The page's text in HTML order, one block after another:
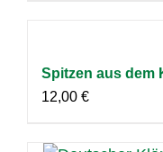
Spitzen aus dem
12,00 €